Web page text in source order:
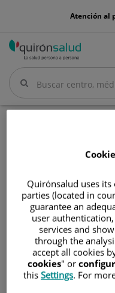
menu-
Atención al
Buscar
Buscar
Manuel
Campo
Rodríguez
Manuel
FACULTATIVO
Quirónsalud uses
parties (located in
guarantee an
user
services and
through the
accept all cookies
cookies" or
this Settings. For